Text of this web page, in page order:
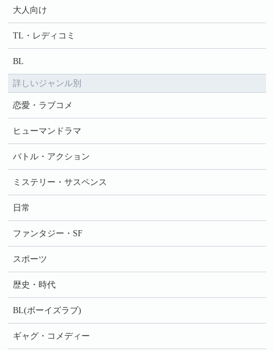
大人向け
TL・レディコミ
BL
詳しいジャンル別
恋愛・ラブコメ
ヒューマンドラマ
バトル・アクション
ミステリー・サスペンス
日常
ファンタジー・SF
スポーツ
歴史・時代
BL(ボーイズラブ)
ギャグ・コメディー